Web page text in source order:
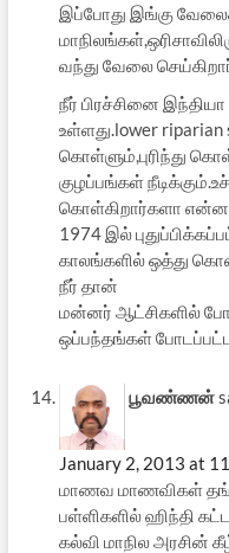
இப்போது இங்கு
வந்து வேலை
நீர் பிரச்சினை இந்தியா
உள்ளது.lower
கொள்ளும்,புரிந்து
குழப்பங்கள்
கொள்கிறார்களா என்ன
1974 இல்
காலங்களில் ஒத்து
நீர் தான்
மன்னர் ஆட்சிகளில்
ஒப்பந்தங்கள்
பூவண்ணன்
January 2, 2013 at
மாணவ மாணவிகள்
பள்ளிகளில் ஹிந்தி
கல்வி மாநில அரசின்